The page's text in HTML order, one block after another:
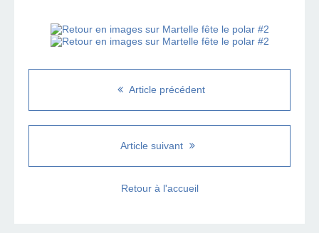
Article précédent
Article suivant
Retour à l'accueil